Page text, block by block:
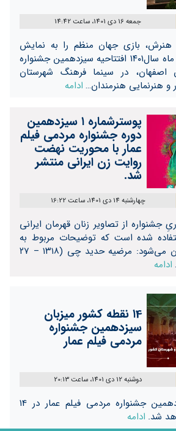
جمعه 16 دی 1401، ساعت 14:42
هنرش، بازی جهان منظم را به نمایش
گذاشت. پانزدهم دی ماه سال۱۴۰۱ افتتاحیه سیزدهمین جشنواره
اصفهان، در سینما فرهنگ شهرستان
هنرنمایی هنرمندان… ادامه
پوسترشماره ۱ سیزدهمین
دوره جشنواره مردمی فیلم
عمار با محوریت نهضت
روایت زن ایرانی منتشر
شد.
چهارشنبه 14 دی 1401، ساعت 16:22
جشنواره از تصاویر زنان قهرمان ایرانی
شده است که توضیحات مربوط به
شخصیت هرکدام بیان می‌شود: مرضیه حدید چی (۱۳۱۸ – ۲۷
ادامه
۱4 نقطه کشور میزبان
سیزدهمین جشنواره
مردمی فیلم عمار
دوشنبه 12 دی 1401، ساعت 20:13
مراسم افتتاحیه سیزدهمین جشنواره مردمی فیلم عمار در ۱4
شد. ادامه